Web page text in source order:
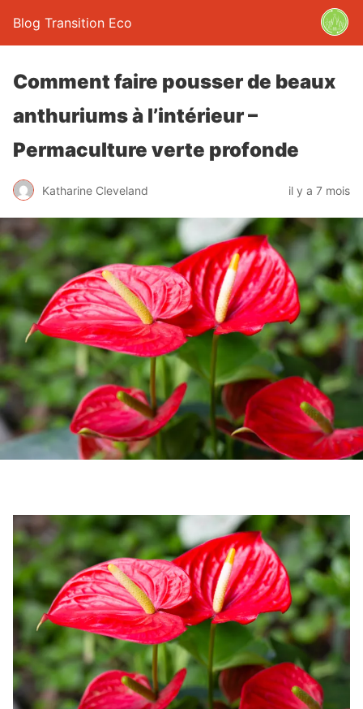
Blog Transition Eco
Comment faire pousser de beaux
anthuriums à l’intérieur –
Permaculture verte profonde
Katharine Cleveland il y a 7 mois